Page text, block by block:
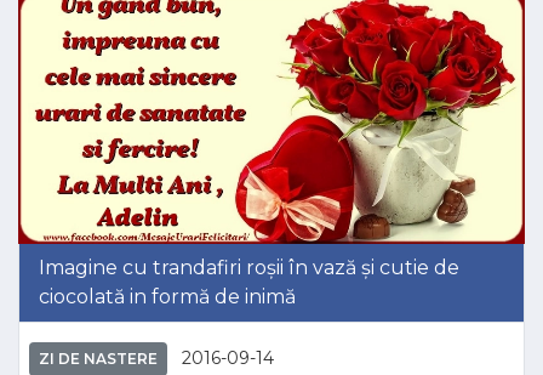
Imagine cu trandafiri roșii în vază și cutie de
ciocolată in formă de inimă
ZI DE NASTERE 2016-09-14